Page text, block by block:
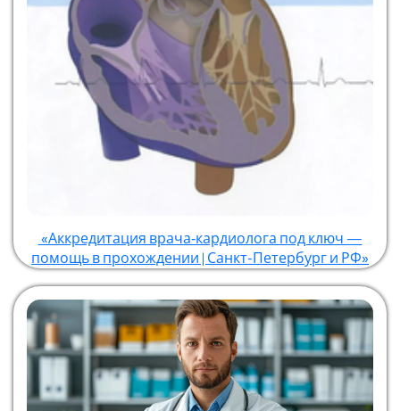
«Аккредитация врача‑кардиолога под ключ —
помощь в прохождении | Санкт-Петербург и РФ»